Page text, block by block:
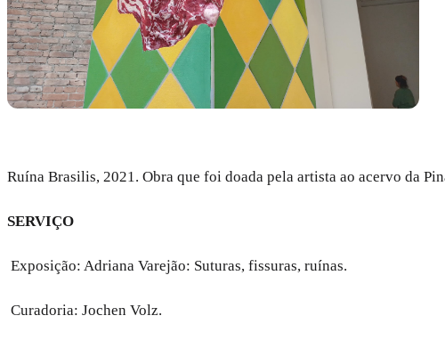
Ruína Brasilis, 2021. Obra que foi doada pela artista ao acervo da
SERVIÇO
Exposição: Adriana Varejão: Suturas, fissuras, ruínas.
Curadoria: Jochen Volz.